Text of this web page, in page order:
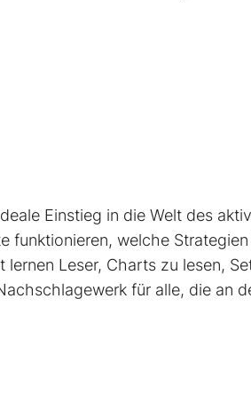
Einstieg in die Welt des
funktionieren, welche
Leser, Charts zu lesen,
für alle, die an